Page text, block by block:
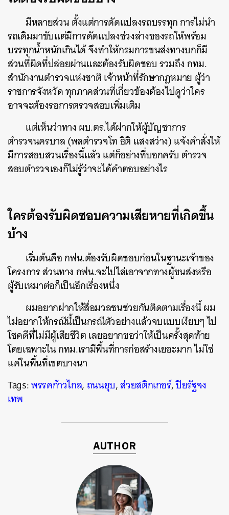
มีหลายส่วน ตั้งแต่การดัดแปลงรถบรรทุก การไม่นำ
รถเดิมมาขับแต่มีการดัดแปลงช่วงล่างของรถให้พร้อม
บรรทุกน้ำหนักเกินได้ จึงทำให้กรมการขนส่งทางบกก็มี
ส่วนที่ผิดที่ปล่อยผ่านและต้องรับผิดชอบ รวมถึง กทม.
สำนักงานตำรวจแห่งชาติ เจ้าหน้าที่รักษากฎหมาย ผู้ว่า
ราชการจังหวัด ทุกภาคส่วนที่เกี่ยวข้องต้องไปดูว่าใคร
อาจจะต้องรอการตรวจสอบเพิ่มเติม
แต่เห็นว่าทาง ผบ.ตร.ได้ฝากให้ผู้บัญชาการ
ตำรวจนครบาล (พลตำรวจโท ธิติ แสงสว่าง) แจ้งคำสั่งให้
มีการสอบสวนเรื่องนี้แล้ว แต่ก็อย่างที่บอกครับ ตำรวจ
สอบตำรวจเองก็ไม่รู้ว่าจะได้คำตอบอย่างไร
ใครต้องรับผิดชอบความเสียหายที่เกิดขึ้น
บ้าง
เริ่มต้นคือ กฟน.ต้องรับผิดชอบก่อนในฐานะเจ้าของ
โครงการ ส่วนทาง กฟน.จะไปไล่เอาจากทางผู้ขนส่งหรือ
ผู้รับเหมาต่อก็เป็นอีกเรื่องหนึ่ง
ผมอยากฝากให้สื่อมวลชนช่วยกันติดตามเรื่องนี้ ผม
ไม่อยากให้กรณีนี้เป็นกรณีตัวอย่างแล้วจบแบบเงียบๆ ไป
โชคดีที่ไม่มีผู้เสียชีวิต เลยอยากขอว่าให้เป็นครั้งสุดท้าย
โดยเฉพาะใน กทม.เรามีพื้นที่การก่อสร้างเยอะมาก ไม่ใช่
แค่ในพื้นที่เขตบางนา
Tags:พรรคก้าวไกล, ถนนยุบ,ส่วยสติกเกอร์,ปิยรัฐจง
เทพ
AUTHOR